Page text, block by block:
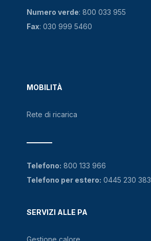
MOBILITÀ
Rete di ricarica
SERVIZI ALLE PA
Numero verde: 800 033 955
Fax: 030 999 5460
Telefono: 800 133 966
Telefono per estero: 0445 230 383